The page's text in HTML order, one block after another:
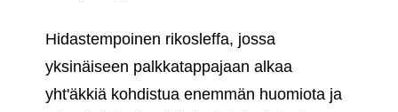
Hidastempoinen rikosleffa, jossa
yksinäiseen palkkatappajaan alkaa
yht'äkkiä kohdistua enemmän huomiota ja